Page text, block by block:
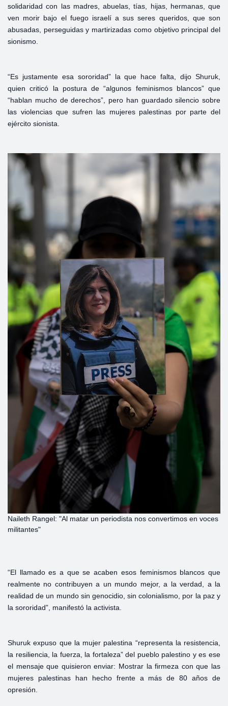
solidaridad con las madres, abuelas, tías, hijas, hermanas, que
ven morir bajo el fuego israelí a sus seres queridos, que son
abusadas, perseguidas y martirizadas como objetivo principal del
sionismo.
“Es justamente esa sororidad” la que hace falta, dijo Shuruk,
quien criticó la postura de “algunos feminismos blancos” que
“hablan mucho de derechos”, pero han guardado silencio sobre
las violencias que sufren las mujeres palestinas por parte del
ejército sionista.
Naileth Rangel: "Al matar un periodista nos convertimos en voces
militantes"
“El llamado es a que se acaben esos feminismos blancos que
realmente no contribuyen a un mundo mejor, a la verdad, a la
realidad de un mundo sin genocidio, sin colonialismo, por la paz y
la sororidad”, manifestó la activista.
Shuruk expuso que la mujer palestina “representa la resistencia,
la resiliencia, la fuerza, la fortaleza” del pueblo palestino y es ese
el mensaje que quisieron enviar: Mostrar la firmeza con que las
mujeres palestinas han hecho frente a más de 80 años de
opresión.